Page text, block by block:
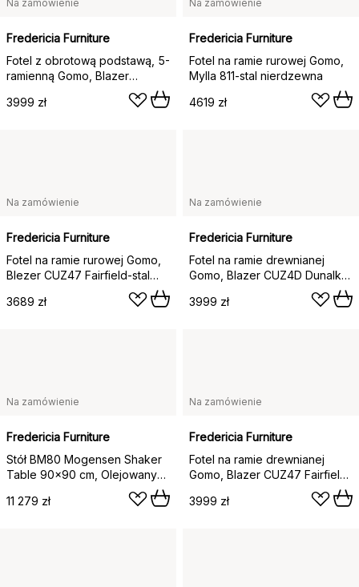
Na zamówienie
Fredericia Furniture
Fotel z obrotową podstawą, 5-
ramienną Gomo, Blazer
3999 zł
Na zamówienie
Fredericia Furniture
Fotel na ramie rurowej Gomo,
Mylla 811-stal nierdzewna
4619 zł
Na zamówienie
Fredericia Furniture
Fotel na ramie rurowej Gomo,
Blezer CUZ47 Fairfield-stal
3689 zł
Na zamówienie
Fredericia Furniture
Fotel na ramie drewnianej
Gomo, Blazer CUZ4D Dunalk-
czarny lakierowany dąb
3999 zł
Na zamówienie
Fredericia Furniture
Stół BM80 Mogensen Shaker
Table 90x90 cm, Olejowany
11 279 zł
Na zamówienie
Fredericia Furniture
Fotel na ramie drewnianej
Gomo, Blazer CUZ47 Fairfield-
3999 zł